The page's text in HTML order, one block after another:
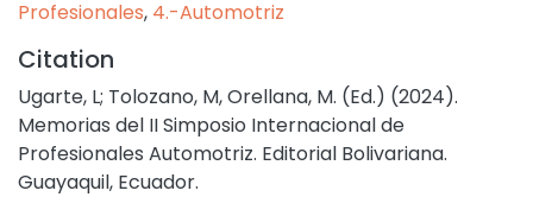
Profesionales, 4.-Automotriz
Citation
Ugarte, L; Tolozano, M, Orellana, M. (Ed.) (2024).
Memorias del II Simposio Internacional de
Profesionales Automotriz. Editorial Bolivariana.
Guayaquil, Ecuador.